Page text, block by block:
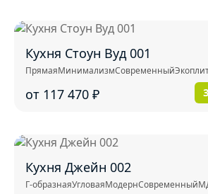
Кухня Стоун Вуд 001
ПрямаяМинимализмСовременный
от 117 470 ₽
Кухня Джейн 002
Г-образнаяУгловаяМодернСовременный